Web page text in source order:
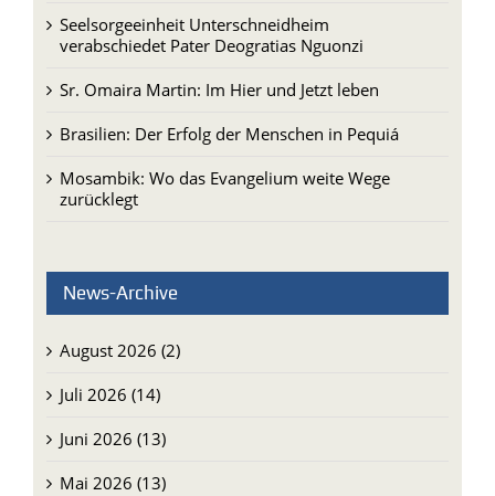
Seelsorgeeinheit Unterschneidheim
verabschiedet Pater Deogratias Nguonzi
Sr. Omaira Martin: Im Hier und Jetzt leben
Brasilien: Der Erfolg der Menschen in Pequiá
Mosambik: Wo das Evangelium weite Wege
zurücklegt
News-Archive
August 2026 (2)
Juli 2026 (14)
Juni 2026 (13)
Mai 2026 (13)